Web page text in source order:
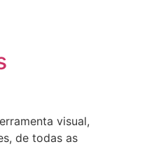
visual,
de todas as